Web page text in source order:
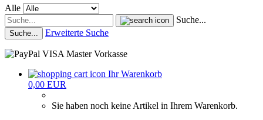
Alle
Suche...
Suche... Erweiterte Suche
Ihr Warenkorb
0,00 EUR
Sie haben noch keine Artikel in Ihrem Warenkorb.